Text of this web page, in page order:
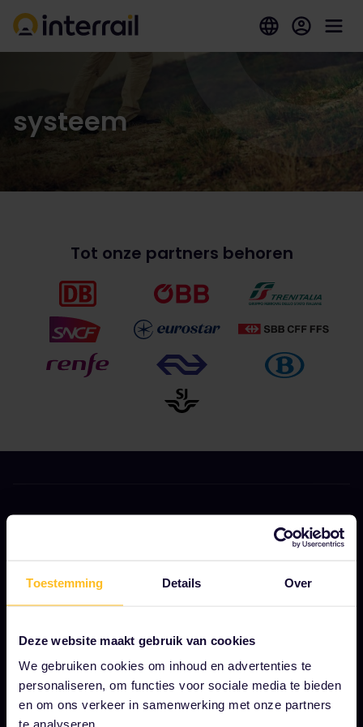
Toestemming Details Over
Deze website maakt gebruik van cookies
We gebruiken cookies om inhoud en advertenties te
personaliseren, om functies voor sociale media te bieden
en om ons verkeer in samenwerking met onze partners
te analyseren.
systeem
Tot onze partners behoren
Werken bij Eurail
Word onze partner
Gesponsorde en branded content
Interrail impactrapport